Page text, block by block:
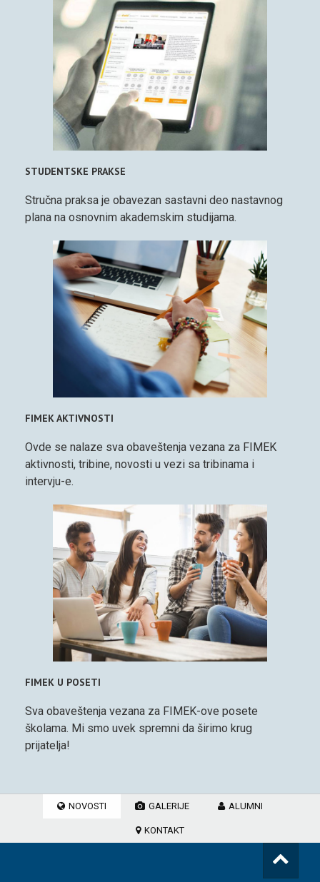
STUDENTSKE PRAKSE
Stručna praksa je obavezan sastavni deo nastavnog
plana na osnovnim akademskim studijama.
FIMEK AKTIVNOSTI
Ovde se nalaze sva obaveštenja vezana za FIMEK
aktivnosti, tribine, novosti u vezi sa tribinama i
intervju-e.
FIMEK U POSETI
Sva obaveštenja vezana za FIMEK-ove posete
školama. Mi smo uvek spremni da širimo krug
prijatelja!
NOVOSTI GALERIJE ALUMNI
KONTAKT